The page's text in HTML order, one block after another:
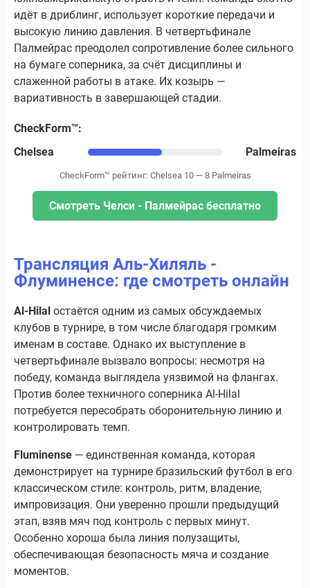
идёт в дриблинг, использует короткие передачи и
высокую линию давления. В четвертьфинале
Палмейрас преодолел сопротивление более сильного
на бумаге соперника, за счёт дисциплины и
слаженной работы в атаке. Их козырь —
вариативность в завершающей стадии.
CheckForm™:
Chelsea
Palmeiras
CheckForm™ рейтинг: Chelsea 10 — 8 Palmeiras
Смотреть Челси - Палмейрас бесплатно
Трансляция Аль-Хиляль -
Флуминенсе: где смотреть онлайн
Al-Hilal остаётся одним из самых обсуждаемых
клубов в турнире, в том числе благодаря громким
именам в составе. Однако их выступление в
четвертьфинале вызвало вопросы: несмотря на
победу, команда выглядела уязвимой на флангах.
Против более техничного соперника Al-Hilal
потребуется пересобрать оборонительную линию и
контролировать темп.
Fluminense — единственная команда, которая
демонстрирует на турнире бразильский футбол в его
классическом стиле: контроль, ритм, владение,
импровизация. Они уверенно прошли предыдущий
этап, взяв мяч под контроль с первых минут.
Особенно хороша была линия полузащиты,
обеспечивающая безопасность мяча и создание
моментов.